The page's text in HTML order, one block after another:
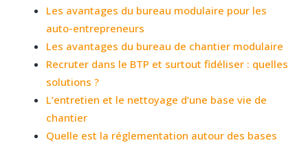
Les avantages du bureau modulaire pour les
auto-entrepreneurs
Les avantages du bureau de chantier modulaire
Recruter dans le BTP et surtout fidéliser : quelles
solutions ?
L’entretien et le nettoyage d’une base vie de
chantier
Quelle est la réglementation autour des bases